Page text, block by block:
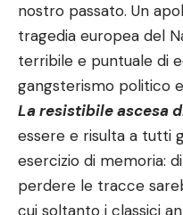
nostro passato. Un
tragedia europea del
terribile e puntuale di
gangsterismo politico
La resistibile ascesa
essere e risulta a tutti
esercizio di memoria:
perdere le tracce
cui soltanto i classici